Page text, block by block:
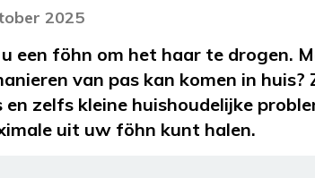
2025
een föhn om het haar te drogen.
van pas kan komen in
en zelfs kleine huishoudelijke
uit uw föhn kunt halen.